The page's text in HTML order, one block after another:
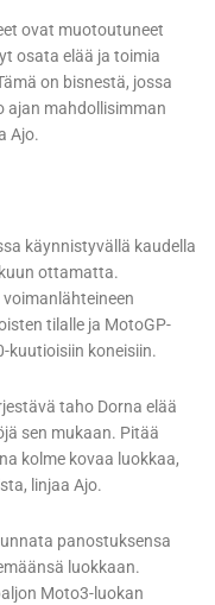
ovat muotoutuneet
osata elää ja toimia
on bisnestä, jossa
ajan mahdollisimman
Ajo.
käynnistyvällä kaudella
ottamatta.
tilalle ja MotoGP-
kuutioisiin koneisiin.
taho Dorna elää
sen mukaan. Pitää
kolme kovaa luokkaa,
linjaa Ajo.
panostuksensa
luokkaan.
Moto3-luokan